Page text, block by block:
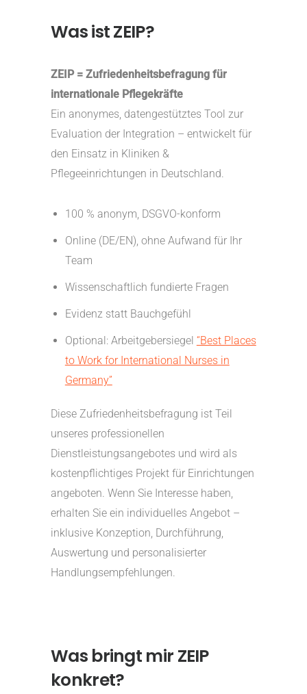
Was ist ZEIP?
ZEIP = Zufriedenheitsbefragung für
internationale Pflegekräfte
Ein anonymes, datengestütztes Tool zur
Evaluation der Integration – entwickelt für
den Einsatz in Kliniken &
Pflegeeinrichtungen in Deutschland.
100 % anonym, DSGVO-konform
Online (DE/EN), ohne Aufwand für Ihr
Team
Wissenschaftlich fundierte Fragen
Evidenz statt Bauchgefühl
Optional: Arbeitgebersiegel “Best Places
to Work for International Nurses in
Germany”
Diese Zufriedenheitsbefragung ist Teil
unseres professionellen
Dienstleistungsangebotes und wird als
kostenpflichtiges Projekt für Einrichtungen
angeboten. Wenn Sie Interesse haben,
erhalten Sie ein individuelles Angebot –
inklusive Konzeption, Durchführung,
Auswertung und personalisierter
Handlungsempfehlungen.
Was bringt mir ZEIP
konkret?